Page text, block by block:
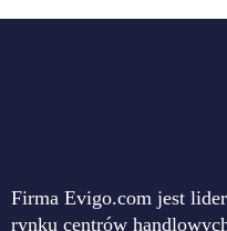
Firma Evigo.com jest
rynku centrów